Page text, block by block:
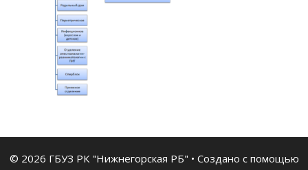
© 2026 ГБУЗ РК "Нижнегорская РБ" • Создано с помощью